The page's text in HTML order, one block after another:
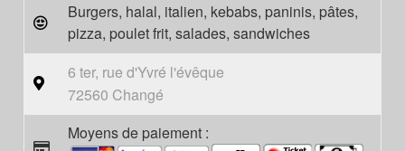
Burgers, halal, italien, kebabs, paninis, pâtes,
pizza, poulet frit, salades, sandwiches
6 ter, rue d'Yvré l'évêque
72560 Changé
Moyens de paiement :